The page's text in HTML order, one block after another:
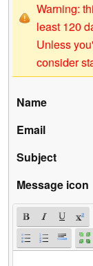
Warning:
least 120
Unless
consider
Name
Email
Subject
Message icon